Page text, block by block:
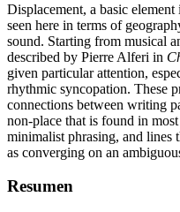
Displacement, a basic
seen here in terms of
sound. Starting from musical
described by Pierre Alferi in
given particular attention,
rhythmic syncopation. These
connections between writing
non-place that is found in
minimalist phrasing, and lines
as converging on an
Resumen